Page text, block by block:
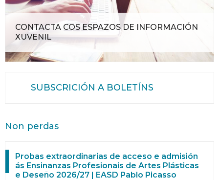
CONTACTA COS ESPAZOS DE INFORMACIÓN
XUVENIL
SUBSCRICIÓN A BOLETÍNS
Non perdas
Probas extraordinarias de acceso e admisión
ás Ensinanzas Profesionais de Artes Plásticas
e Deseño 2026/27 | EASD Pablo Picasso